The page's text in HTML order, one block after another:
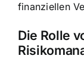
finanziellen
Die Rolle